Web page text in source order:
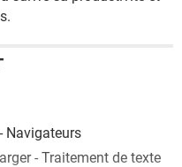
Navigateurs
- Traitement de texte